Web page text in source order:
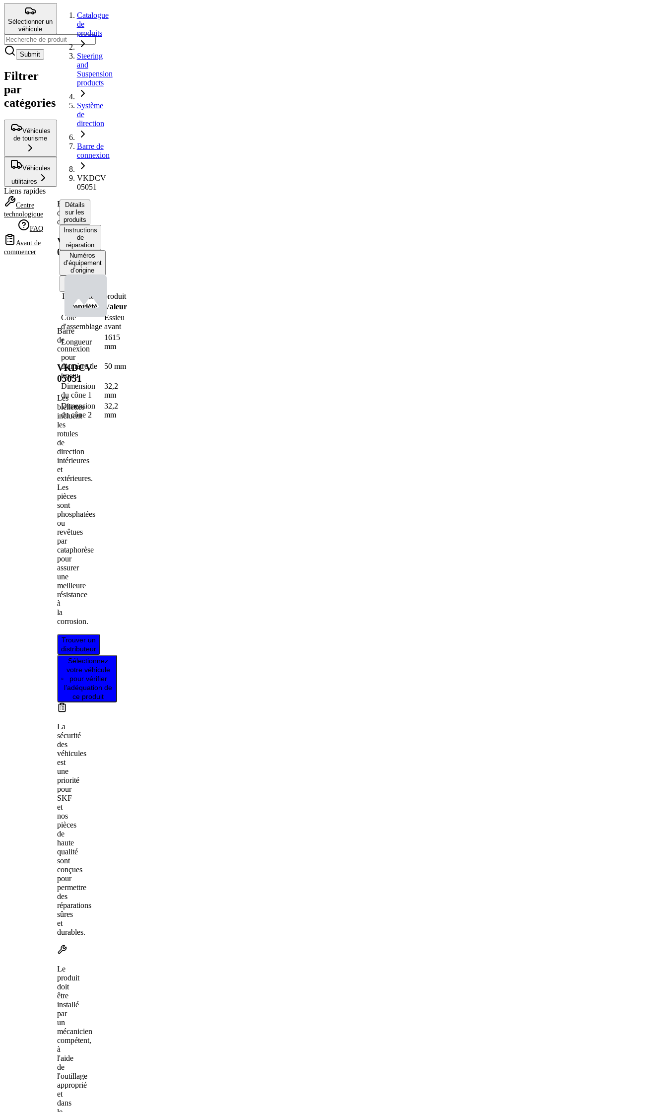
Sélectionner un
véhicule
Submit
Filtrer
par
catégories
Véhicules
de tourisme
Véhicules
utilitaires
Liens rapides
Centre
technologique
FAQ
Avant de
commencer
Catalogue
de
produits
Steering
and
Suspension
products
Système
de
direction
Barre de
connexion
VKDCV
05051
Barre
de
connexion
VKDCV
05051
Barre
de
connexion
VKDCV
05051
Les
biellettes
incluent
les
rotules
de
direction
intérieures
et
extérieures.
Les
pièces
sont
phosphatées
ou
revêtues
par
cataphorèse
pour
assurer
une
meilleure
résistance
à
la
corrosion.
Trouver un
distributeur
Sélectionnez
votre véhicule
pour vérifier
l’adéquation de
ce produit
La
sécurité
des
véhicules
est
une
priorité
pour
SKF
et
nos
pièces
de
haute
qualité
sont
conçues
pour
permettre
des
réparations
sûres
et
durables.
Le
produit
doit
être
installé
par
un
mécanicien
compétent,
à
l'aide
de
l'outillage
approprié
et
dans
Détails
sur les
produits
Instructions
de
réparation
Numéros
d’équipement
d’origine
Informations produit
Propriété
Valeur
Côté
d'assemblage
Essieu
avant
Longueur
1615
mm
pour
diamètre de
tuyau
50 mm
Dimension
du cône 1
32,2
mm
Dimension
du cône 2
32,2
mm